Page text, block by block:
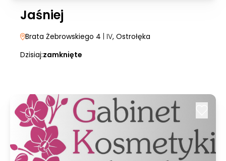
Jaśniej
Brata Żebrowskiego 4 | IV, Ostrołęka
Dzisiaj:zamknięte